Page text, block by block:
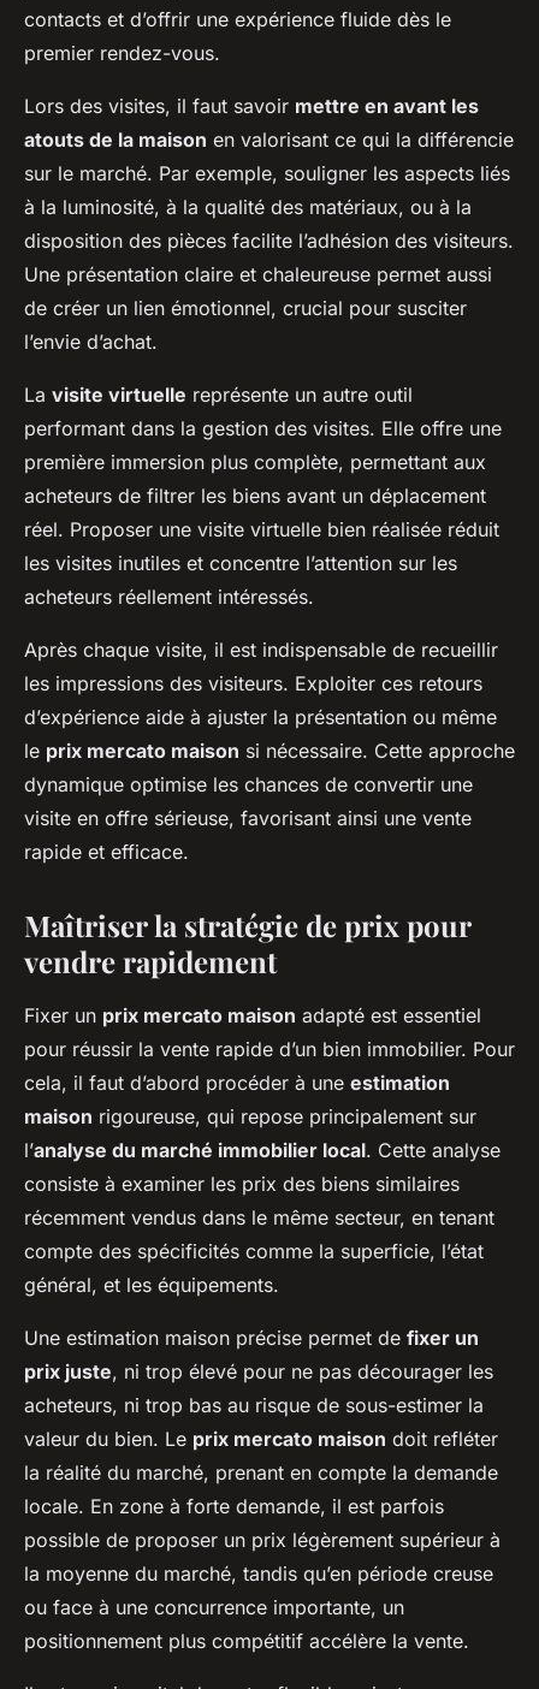
contacts et d’offrir une expérience fluide dès le
premier rendez-vous.
Lors des visites, il faut savoir mettre en avant les
atouts de la maison en valorisant ce qui la différencie
sur le marché. Par exemple, souligner les aspects liés
à la luminosité, à la qualité des matériaux, ou à la
disposition des pièces facilite l’adhésion des visiteurs.
Une présentation claire et chaleureuse permet aussi
de créer un lien émotionnel, crucial pour susciter
l’envie d’achat.
La visite virtuelle représente un autre outil
performant dans la gestion des visites. Elle offre une
première immersion plus complète, permettant aux
acheteurs de filtrer les biens avant un déplacement
réel. Proposer une visite virtuelle bien réalisée réduit
les visites inutiles et concentre l’attention sur les
acheteurs réellement intéressés.
Après chaque visite, il est indispensable de recueillir
les impressions des visiteurs. Exploiter ces retours
d’expérience aide à ajuster la présentation ou même
le prix mercato maison si nécessaire. Cette approche
dynamique optimise les chances de convertir une
visite en offre sérieuse, favorisant ainsi une vente
rapide et efficace.
Maîtriser la stratégie de prix pour
vendre rapidement
Fixer un prix mercato maison adapté est essentiel
pour réussir la vente rapide d’un bien immobilier. Pour
cela, il faut d’abord procéder à une estimation
maison rigoureuse, qui repose principalement sur
l’analyse du marché immobilier local. Cette analyse
consiste à examiner les prix des biens similaires
récemment vendus dans le même secteur, en tenant
compte des spécificités comme la superficie, l’état
général, et les équipements.
Une estimation maison précise permet de fixer un
prix juste, ni trop élevé pour ne pas décourager les
acheteurs, ni trop bas au risque de sous-estimer la
valeur du bien. Le prix mercato maison doit refléter
la réalité du marché, prenant en compte la demande
locale. En zone à forte demande, il est parfois
possible de proposer un prix légèrement supérieur à
la moyenne du marché, tandis qu’en période creuse
ou face à une concurrence importante, un
positionnement plus compétitif accélère la vente.